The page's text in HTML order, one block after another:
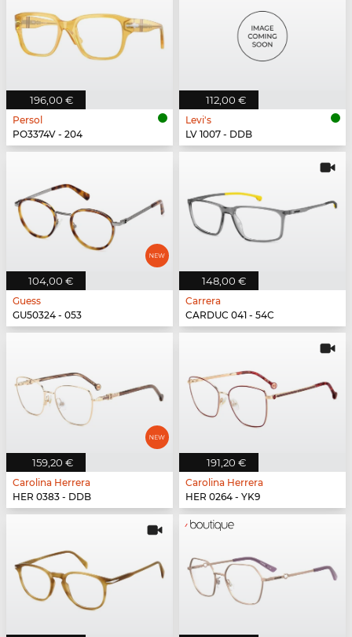
196,00 €
Persol
PO3374V - 204
112,00 €
Levi's
LV 1007 - DDB
104,00 €
Guess
GU50324 - 053
148,00 €
Carrera
CARDUC 041 - 54C
159,20 €
Carolina Herrera
HER 0383 - DDB
191,20 €
Carolina Herrera
HER 0264 - YK9